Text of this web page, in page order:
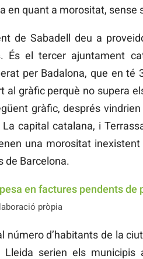
en quant a morositat, sense
de Sabadell deu a
És el tercer ajuntament
per Badalona, que en té
al gràfic perquè no supera
gràfic, després
La capital catalana, i
una morositat
de Barcelona.
pròpia
número d’habitants de la
Lleida serien els